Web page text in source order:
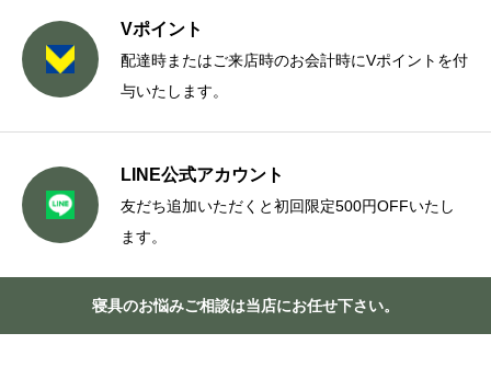
Vポイント
配達時またはご来店時のお会計時にVポイントを付
与いたします。
LINE公式アカウント
友だち追加いただくと初回限定500円OFFいたし
ます。
寝具のお悩みご相談は当店にお任せ下さい。